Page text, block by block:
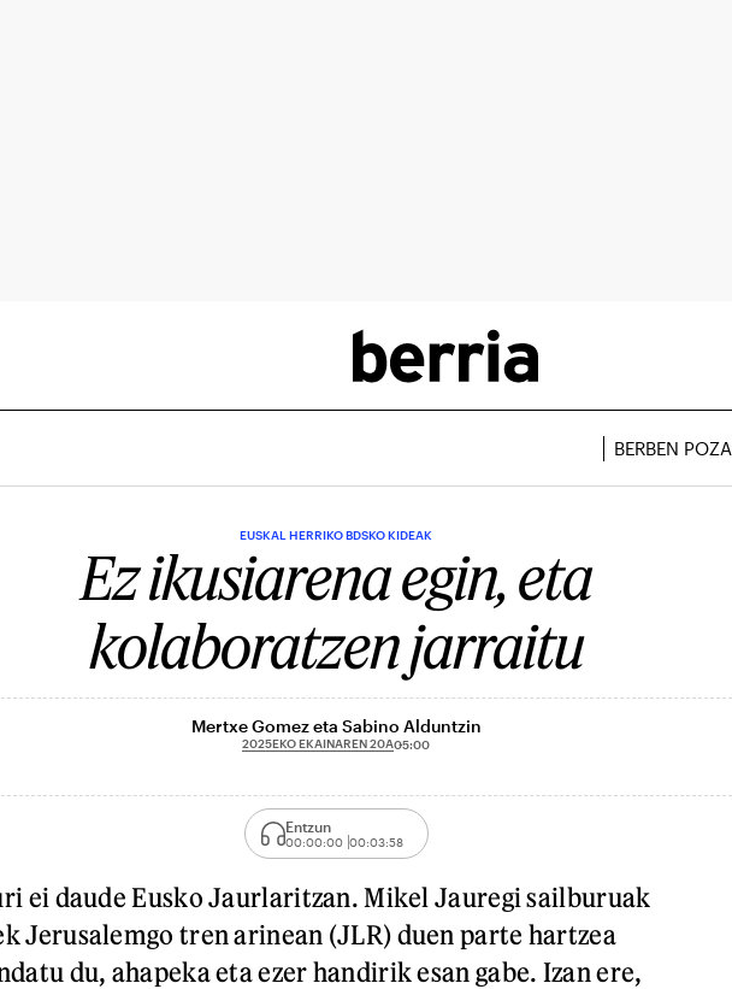
BERBEN POZA
EUSKAL HERRIKO BDSKO KIDEAK
Ez ikusiarena egin, eta
kolaboratzen jarraitu
Mertxe Gomez eta Sabino Alduntzin
2025EKO EKAINAREN 20A05:00
Entzun
00:00:00 00:03:58
ei daude Eusko Jaurlaritzan. Mikel Jauregi sailburuak
Jerusalemgo tren arinean (JLR) duen parte hartzea
du, ahapeka eta ezer handirik esan gabe. Izan ere,